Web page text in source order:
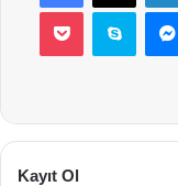
Pocket Skype
Kayıt Ol